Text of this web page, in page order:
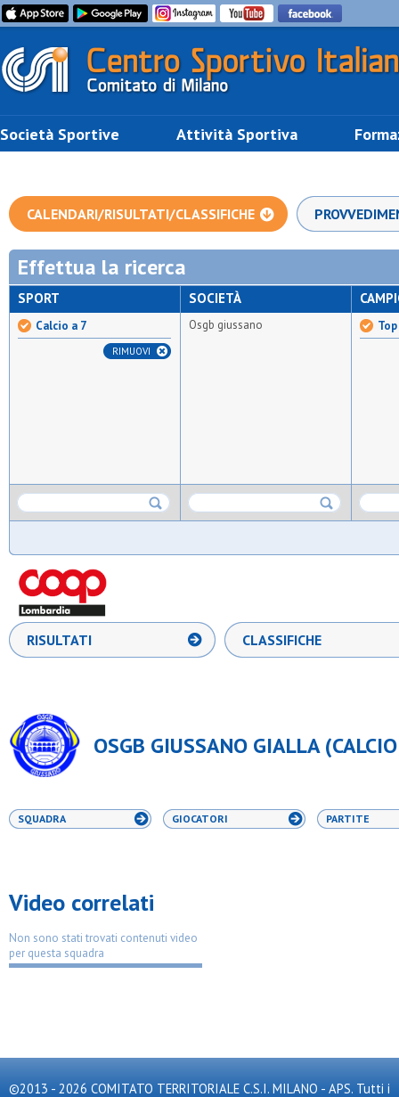
Società Sportive Attività Sportiva
CALENDARI/RISULTATI/CLASSIFICHE
Effettua la ricerca
SPORT
Calcio a 7
RIMUOVI
SOCIETÀ
Osgb giussano
RISULTATI CLASSIFICHE
OSGB GIUSSANO GIALLA
SQUADRA GIOCATORI PARTITE
Video correlati
Non sono stati trovati contenuti video
per questa squadra
©2013 - 2026 COMITATO TERRITORIALE C.S.I. MILANO - APS. Tutti i